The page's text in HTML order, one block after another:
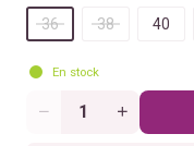
36
38 40
En stock
Quantité